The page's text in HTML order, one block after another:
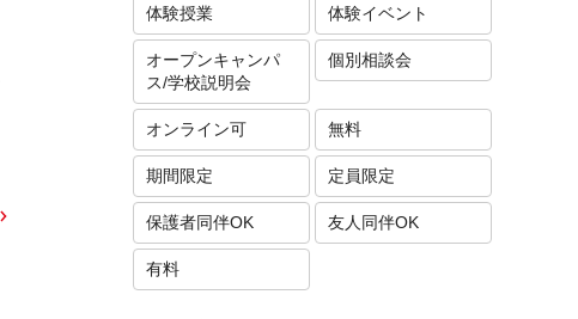
体験授業 体験イベント
オープンキャンパ
ス/学校説明会
個別相談会
オンライン可 無料
期間限定 定員限定
保護者同伴OK 友人同伴OK
有料